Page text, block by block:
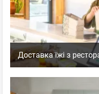
Доставка їжі з